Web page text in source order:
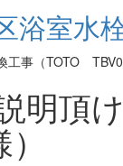
浴室水
明頂